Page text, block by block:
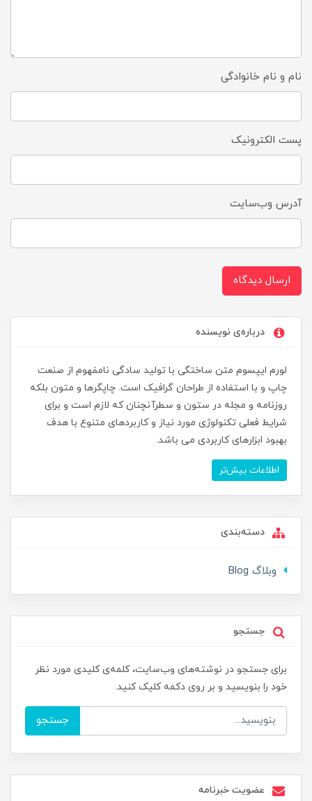
نام و نام خانوادگی
پست الکترونیک
آدرس وب‌سایت
ارسال دیدگاه
درباره‌ی نویسنده
لورم ایپسوم متن ساختگی با تولید سادگی نامفهوم از صنعت
چاپ و با استفاده از طراحان گرافیک است. چاپگرها و متون بلکه
روزنامه و مجله در ستون و سطرآنچنان که لازم است و برای
شرایط فعلی تکنولوژی مورد نیاز و کاربردهای متنوع با هدف
بهبود ابزارهای کاربردی می باشد.
اطلاعات بیش‌تر
دسته‌بندی
وبلاگ Blog
جستجو
برای جستجو در نوشته‌های وب‌سایت، کلمه‌ی کلیدی مورد نظر
خود را بنویسید و بر روی دکمه کلیک کنید.
جستجو
عضویت خبرنامه